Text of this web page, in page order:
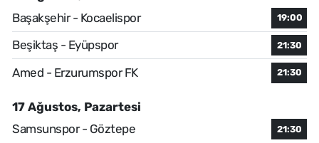
Başakşehir - Kocaelispor
19:00
Beşiktaş - Eyüpspor 21:30
Amed - Erzurumspor FK 21:30
17 Ağustos, Pazartesi
Samsunspor - Göztepe
21:30